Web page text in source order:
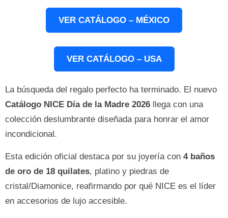
VER CATÁLOGO – MÉXICO
VER CATÁLOGO – USA
La búsqueda del regalo perfecto ha terminado. El nuevo
Catálogo NICE Día de la Madre 2026 llega con una
colección deslumbrante diseñada para honrar el amor
incondicional.
Esta edición oficial destaca por su joyería con 4 baños
de oro de 18 quilates, platino y piedras de
cristal/Diamonice, reafirmando por qué NICE es el líder
en accesorios de lujo accesible.